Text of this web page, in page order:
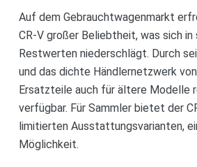
Auf dem Gebrauchtwagenmarkt
CR-V großer Beliebtheit, was sich in
Restwerten niederschlägt. Durch
und das dichte Händlernetzwerk
Ersatzteile auch für ältere Modelle
verfügbar. Für Sammler bietet der
limitierten Ausstattungsvarianten,
Möglichkeit.